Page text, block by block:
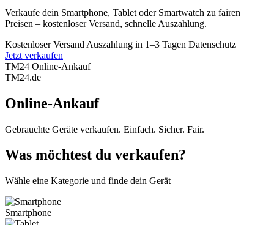
Verkaufe dein Smartphone, Tablet oder Smartwatch zu fairen
Preisen – kostenloser Versand, schnelle Auszahlung.
Kostenloser Versand Auszahlung in 1–3 Tagen Datenschutz
Jetzt verkaufen
TM24 Online-Ankauf
TM24.de
Online-Ankauf
Gebrauchte Geräte verkaufen. Einfach. Sicher. Fair.
Was möchtest du verkaufen?
Wähle eine Kategorie und finde dein Gerät
Smartphone